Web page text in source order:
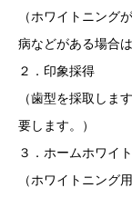
（ホワイトニング
病などがある場合
２．印象採得
（歯型を採取しま
要します。）
３．ホームホワイ
（ホワイトニング